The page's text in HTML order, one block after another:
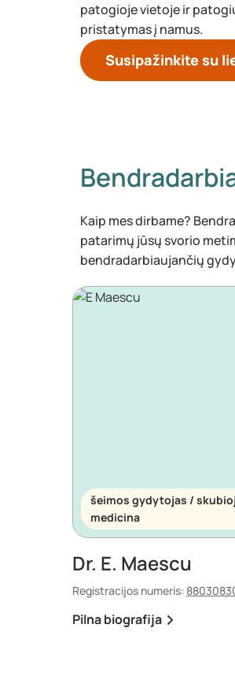
patogioje vietoje ir
pristatymas į namus.
Susipažinkite su
Kaip mes dirbame?
patarimų jūsų svorio
bendradarbiaujančių
šeimos gydytojas /
medicina
Dr. E. Maescu
Registracijos numeris:
Pilna biografija